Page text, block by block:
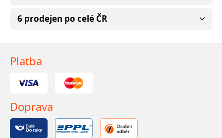
6 prodejen po celé ČR
Platba
Doprava